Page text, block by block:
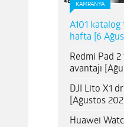
KAMPANYA
A101
hafta [6
Redmi Pad
avantajı
DJI Lito X1
[Ağustos
Huawei